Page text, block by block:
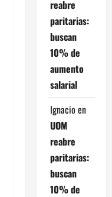
reabre
paritarias:
buscan
10% de
aumento
salarial
Ignacio en
UOM
reabre
paritarias:
buscan
10% de